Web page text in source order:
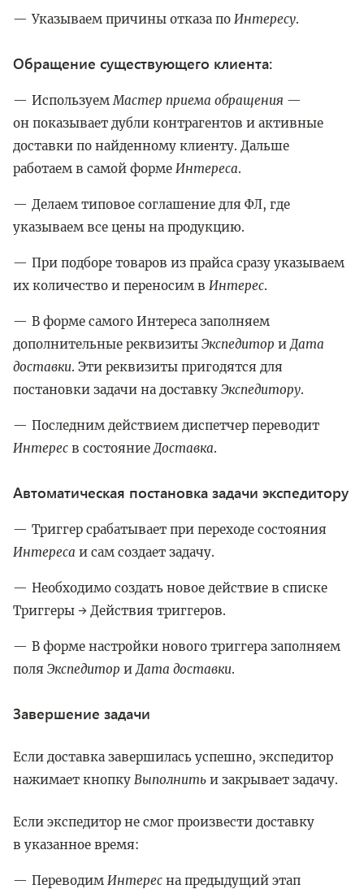
Указываем причины отказа по Интересу.
Обращение существующего клиента:
ИспользуемМастер приема обращения —
он показывает дубли контрагентов и активные
доставки по найденному клиенту. Дальше
работаем в самой форме Интереса.
Делаем типовое соглашение для ФЛ, где
указываем все цены на продукцию.
При подборе товаров из прайса сразу указываем
их количество и переносим в Интерес.
В форме самого Интереса заполняем
дополнительные реквизиты Экспедитор иДата
доставки. Эти реквизиты пригодятся для
постановки задачи на доставку Экспедитору.
Последним действием диспетчер переводит
Интерес в состояниеДоставка.
Автоматическая постановка задачи экспедитору
Триггер срабатывает при переходе состояния
Интереса и сам создает задачу.
Необходимо создать новое действие в списке
Триггеры → Действия триггеров.
В форме настройки нового триггера заполняем
поля Экспедитор иДата доставки.
Завершение задачи
Если доставка завершилась успешно, экспедитор
нажимает кнопку Выполнить и закрывает задачу.
Если экспедитор не смог произвести доставку
в указанное время:
Переводим Интерес на предыдущий этап